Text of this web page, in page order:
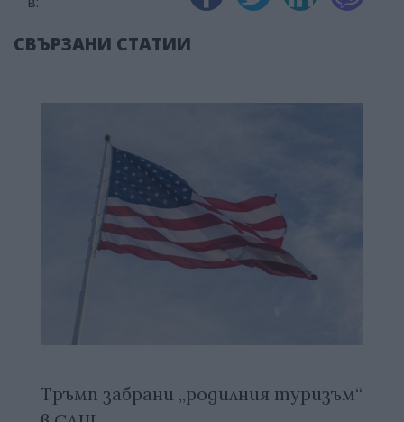
СВЪРЗАНИ СТАТИИ
Тръмп забрани „родилния туризъм“